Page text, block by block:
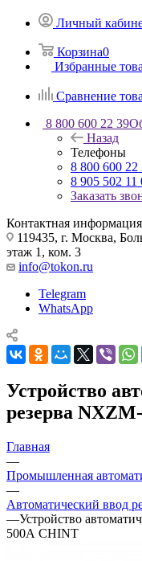
Личный
Корзина0
Избранные
Сравнение
8 800 600 22 39
Назад
Телефоны
8 800 600 22
8 905 502 11
Заказать
Контактная информация
119435, г. Москва,
этаж 1, ком. 3
info@tokon.ru
Telegram
WhatsApp
Устройство
резерва
Главная
—
Промышленная
—
Автоматический ввод
—Устройство
500А CHINT